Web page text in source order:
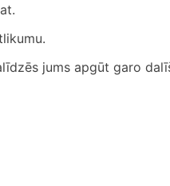
jums apgūt garo